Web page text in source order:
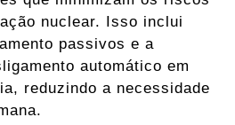
nuclear. Isso inclui
passivos e a
automático em
reduzindo a necessidade